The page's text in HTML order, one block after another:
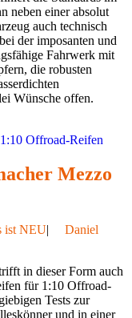
neben einer absolut
auch technisch
der imposanten und
Fahrwerk mit
die robusten
Wünsche offen.
Mezzo
ist NEU|
Daniel
in dieser Form auch
für 1:10 Offroad-
Tests zur
und in einer